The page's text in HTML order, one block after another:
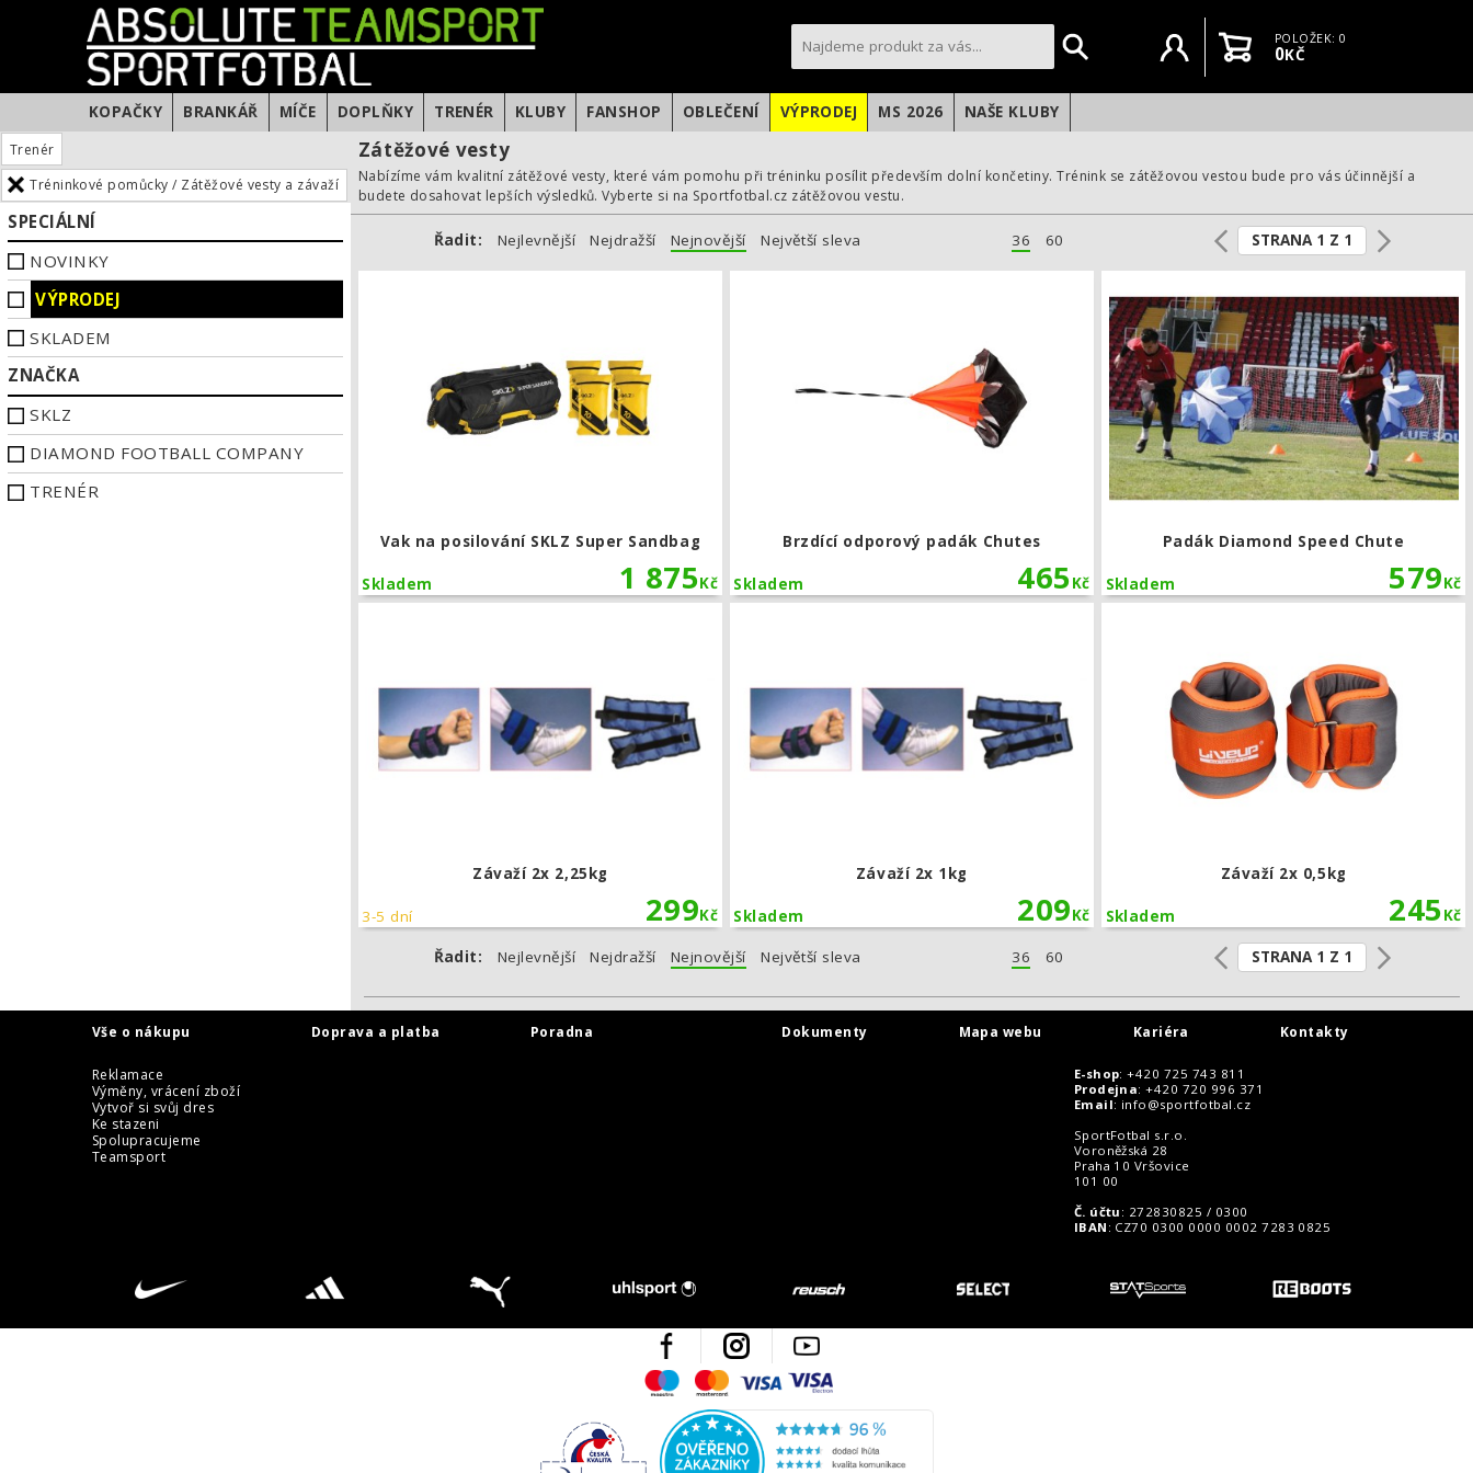
Uživatelský účet
KošíkPOLOŽEK: 0
0KČ
KOPAČKY BRANKÁŘ MÍČE DOPLŇKY TRENÉR KLUBY FANSHOP OBLEČENÍ VÝPRODEJ MS 2026 NAŠE KLUBY
Trenér
Tréninkové pomůcky / Zátěžové vesty a závaží
SPECIÁLNÍ
NOVINKY
VÝPRODEJ
SKLADEM
ZNAČKA
SKLZ
DIAMOND FOOTBALL COMPANY
TRENÉR
Zátěžové vesty
Nabízíme vám kvalitní zátěžové vesty, které vám pomohu při tréninku posílit především dolní končetiny. Trénink se zátěžovou vestou bude pro vás účinnější a
budete dosahovat lepších výsledků. Vyberte si na Sportfotbal.cz zátěžovou vestu.
Řadit: Nejlevnější Nejdražší Nejnovější Největší sleva 36 60 STRANA 1 Z 1
Vak na posilování SKLZ Super Sandbag
1 875Kč
Skladem
Brzdící odporový padák Chutes
465Kč
Skladem
Padák Diamond Speed Chute
579Kč
Skladem
Závaží 2x 2,25kg
299Kč
3-5 dní
Závaží 2x 1kg
209Kč
Skladem
Závaží 2x 0,5kg
245Kč
Skladem
Řadit: Nejlevnější Nejdražší Nejnovější Největší sleva 36 60 STRANA 1 Z 1
Vše o nákupu Doprava a platba Poradna
Reklamace
Výměny, vrácení zboží
Vytvoř si svůj dres
Ke stazeni
Spolupracujeme
Teamsport
Dokumenty Mapa webu Kariéra Kontakty
E-shop: +420 725 743 811
Prodejna: +420 720 996 371
Email: info@sportfotbal.cz
SportFotbal s.r.o.
Voroněžská 28
Praha 10 Vršovice
101 00
Č. účtu : 272830825 / 0300
IBAN : CZ70 0300 0000 0002 7283 0825
Facebook Instagram
MaestroMastercard
Visa
Česká kvalita